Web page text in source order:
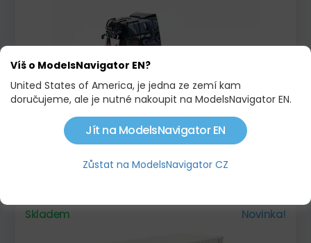
MERCEDES ACTROS GIGASPACE 4X2 ACTROS
2 525,00 KČ
Skladem Novinka!
Víš o ModelsNavigator EN?
United States of America, je jedna ze zemí kam
doručujeme, ale je nutné nakoupit na ModelsNavigator EN.
Jít na ModelsNavigator EN
Zůstat na ModelsNavigator CZ